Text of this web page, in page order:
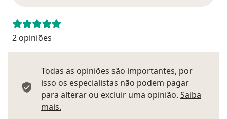
2 opiniões
Todas as opiniões são importantes, por
isso os especialistas não podem pagar
para alterar ou excluir uma opinião. Saiba
mais.